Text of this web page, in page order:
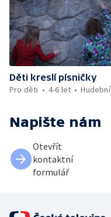
Děti kreslí písničky
Pro děti
4-6 let Hudební
Napište nám
Otevřít
kontaktní
formulář